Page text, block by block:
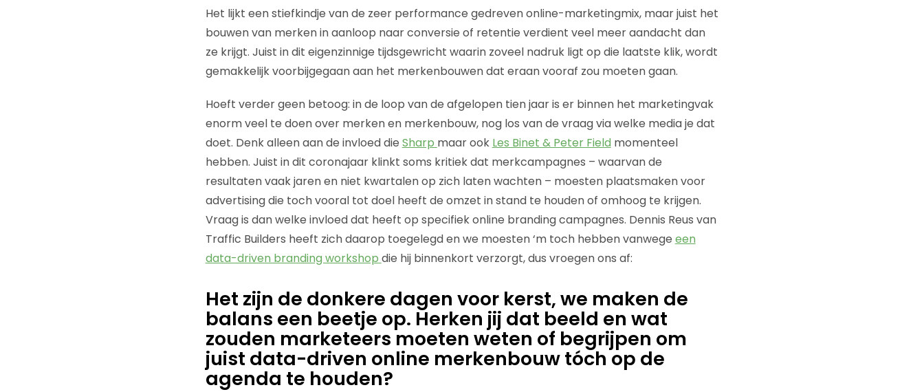
Het lijkt een stiefkindje van de zeer performance gedreven online-marketingmix, maar juist het
bouwen van merken in aanloop naar conversie of retentie verdient veel meer aandacht dan
ze krijgt. Juist in dit eigenzinnige tijdsgewricht waarin zoveel nadruk ligt op die laatste klik, wordt
gemakkelijk voorbijgegaan aan het merkenbouwen dat eraan vooraf zou moeten gaan.
Hoeft verder geen betoog: in de loop van de afgelopen tien jaar is er binnen het marketingvak
enorm veel te doen over merken en merkenbouw, nog los van de vraag via welke media je dat
doet. Denk alleen aan de invloed die Sharp maar ook Les Binet & Peter Field momenteel
hebben. Juist in dit coronajaar klinkt soms kritiek dat merkcampagnes – waarvan de
resultaten vaak jaren en niet kwartalen op zich laten wachten – moesten plaatsmaken voor
advertising die toch vooral tot doel heeft de omzet in stand te houden of omhoog te krijgen.
Vraag is dan welke invloed dat heeft op specifiek online branding campagnes. Dennis Reus van
Traffic Builders heeft zich daarop toegelegd en we moesten ‘m toch hebben vanwege een
data-driven branding workshop die hij binnenkort verzorgt, dus vroegen ons af:
Het zijn de donkere dagen voor kerst, we maken de
balans een beetje op. Herken jij dat beeld en wat
zouden marketeers moeten weten of begrijpen om
juist data-driven online merkenbouw tóch op de
agenda te houden?